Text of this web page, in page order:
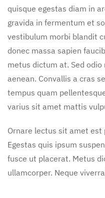
quisque egestas diam in
gravida in fermentum et
vestibulum morbi blandit
donec massa sapien
metus dictum at. Sed
aenean. Convallis a cras
tempus quam
varius sit amet mattis
Ornare lectus sit amet
Egestas quis ipsum
fusce ut placerat. Metus
ullamcorper. Neque